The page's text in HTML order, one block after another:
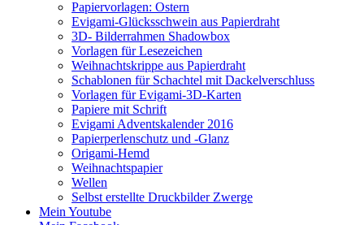
Papiervorlagen: Ostern
Evigami-Glücksschwein aus Papierdraht
3D- Bilderrahmen Shadowbox
Vorlagen für Lesezeichen
Weihnachtskrippe aus Papierdraht
Schablonen für Schachtel mit Dackelverschluss
Vorlagen für Evigami-3D-Karten
Papiere mit Schrift
Evigami Adventskalender 2016
Papierperlenschutz und -Glanz
Origami-Hemd
Weihnachtspapier
Wellen
Selbst erstellte Druckbilder Zwerge
Mein Youtube